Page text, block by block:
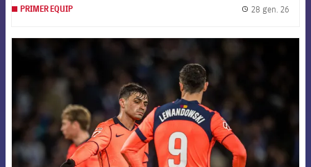
PRIMER EQUIP 28 gen. 26